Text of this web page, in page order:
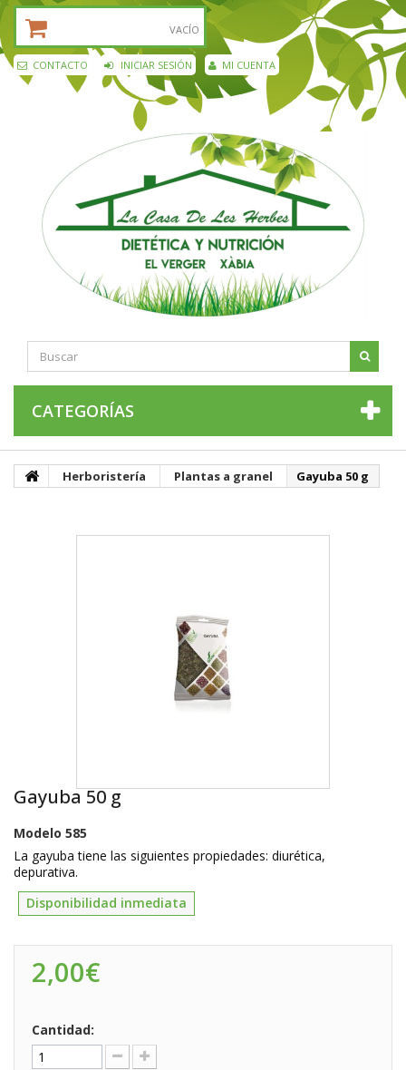
VACÍO
CONTACTO INICIAR SESIÓN MI CUENTA
CATEGORÍAS
Herboristería Plantas a granel Gayuba 50 g
Gayuba 50 g
Modelo 585
La gayuba tiene las siguientes propiedades: diurética,
depurativa.
Disponibilidad inmediata
2,00€
Cantidad: